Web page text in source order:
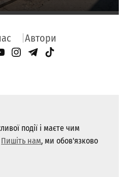
Автори
Page
Instagram
Telegram
TikTok
​​події і маєте чим
Пишіть нам, ми обов'язково